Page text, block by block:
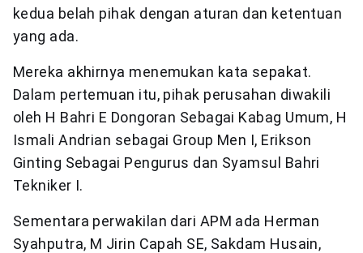
kedua belah pihak dengan aturan dan ketentuan
yang ada.
Mereka akhirnya menemukan kata sepakat.
Dalam pertemuan itu, pihak perusahan diwakili
oleh H Bahri E Dongoran Sebagai Kabag Umum, H
Ismali Andrian sebagai Group Men I, Erikson
Ginting Sebagai Pengurus dan Syamsul Bahri
Tekniker I.
Sementara perwakilan dari APM ada Herman
Syahputra, M Jirin Capah SE, Sakdam Husain,